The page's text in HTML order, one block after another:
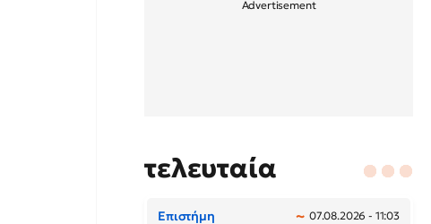
τελευταία
Επιστήμη 07.08.2026 - 11:03